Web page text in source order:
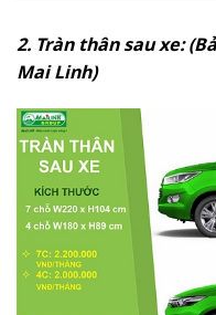
2. Tràn thân sau xe:
Mai Linh)